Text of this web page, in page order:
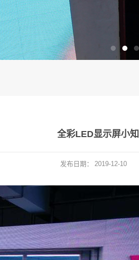
全彩LED显示屏小知
发布日期： 2019-12-10